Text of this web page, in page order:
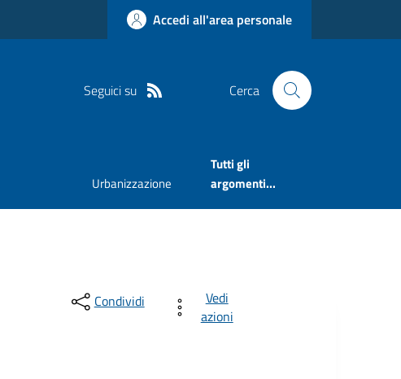
Accedi all'area personale
Seguici su Cerca
Urbanizzazione
Tutti gli
argomenti...
Condividi
Vedi
azioni